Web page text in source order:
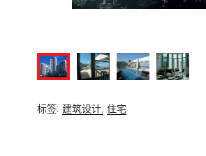
标签: 建筑设计, 住宅